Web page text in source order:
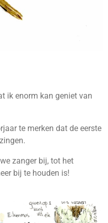
ik enorm kan geniet van
te merken dat de eerste
zanger bij, tot het
bij te houden is!